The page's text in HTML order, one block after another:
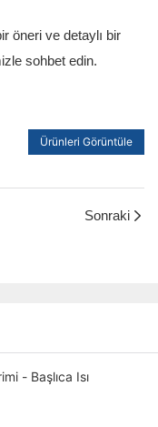
öneri ve detaylı bir
sohbet edin.
Ürünleri Görüntüle
Sonraki
- Başlıca Isı